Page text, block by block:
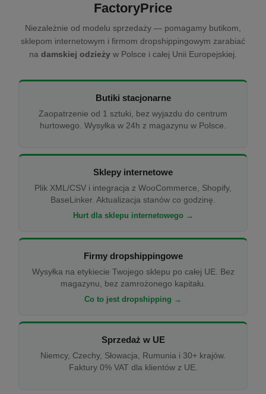
FactoryPrice
Niezależnie od modelu sprzedaży — pomagamy butikom,
sklepom internetowym i firmom dropshippingowym zarabiać
na damskiej odzieży w Polsce i całej Unii Europejskiej.
Butiki stacjonarne
Zaopatrzenie od 1 sztuki, bez wyjazdu do centrum
hurtowego. Wysyłka w 24h z magazynu w Polsce.
Sklepy internetowe
Plik XML/CSV i integracja z WooCommerce, Shopify,
BaseLinker. Aktualizacja stanów co godzinę.
Hurt dla sklepu internetowego →
Firmy dropshippingowe
Wysyłka na etykiecie Twojego sklepu po całej UE. Bez
magazynu, bez zamrożonego kapitału.
Co to jest dropshipping →
Sprzedaż w UE
Niemcy, Czechy, Słowacja, Rumunia i 30+ krajów.
Faktury 0% VAT dla klientów z UE.